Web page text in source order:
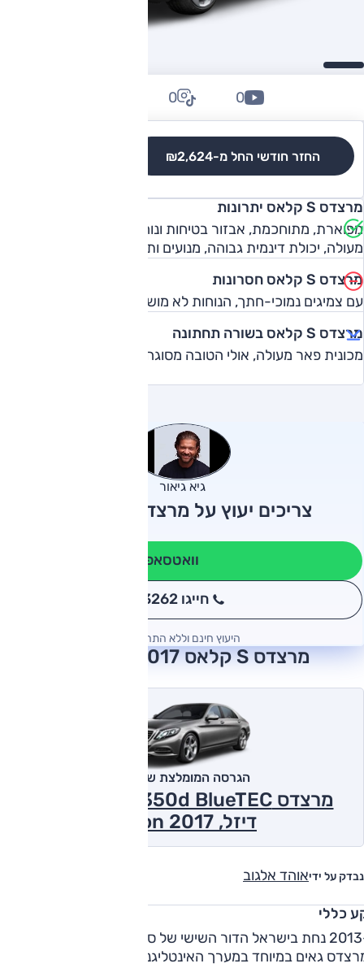
החזר חודשי החל מ-₪2,624
0
0
מרצדס S קלאס יתרונות
מפוארת, מתוחכמת, אבזור בטיחות ונוחות עשיר, איכות נסיעה
מעולה, יכולת דינמית גבוהה, מנועים ותיבות מצוינים.
מרצדס S קלאס חסרונות
עם צמיגים נמוכי-חתך, הנוחות לא מושלמת בעיר.
מרצדס S קלאס בשורה תחתונה
מכונית פאר מעולה, אולי הטובה מסוגה.
גיא גיאור
צריכים יעוץ על מרצדס S קלאס?
וואטסאפ
חייגו 3262
היעוץ חינם וללא התחייבות
מרצדס S קלאס 2017 חוות דעת
נבדק על ידיאוהד אלגוב
הגרסה המומלצת של אוטו
דיזל, Vision 2017
כללי
ב-2013 נחת בישראל הדור השישי של ספינת הדגל מבית מרצדס.
גאים במיוחד במערך האינטליגנט דרייב שבעזרת מגוון